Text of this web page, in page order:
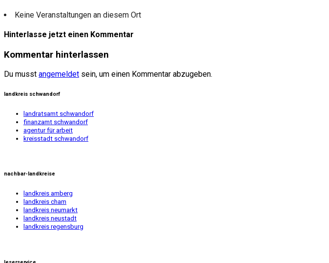
Keine Veranstaltungen an diesem Ort
Hinterlasse jetzt einen Kommentar
Kommentar hinterlassen
Du musst angemeldet sein, um einen Kommentar abzugeben.
landkreis schwandorf
landratsamt schwandorf
finanzamt schwandorf
agentur für arbeit
kreisstadt schwandorf
nachbar-landkreise
landkreis amberg
landkreis cham
landkreis neumarkt
landkreis neustadt
landkreis regensburg